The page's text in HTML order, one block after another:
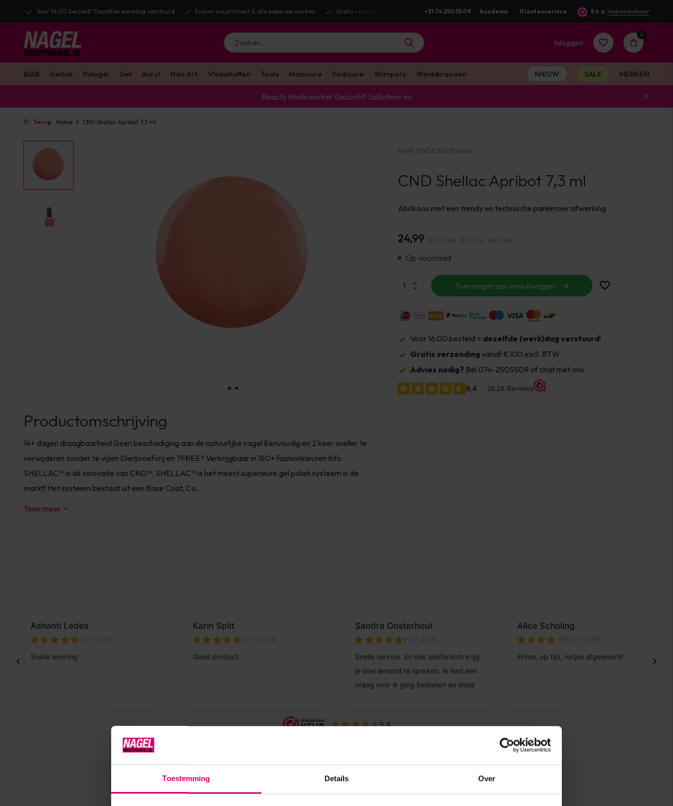
Toestemming Details Over
Enorm assortiment & alle bekende merken Gratis verzending v.a. €100 excl. BTW Voor 16:00 besteld? Dezelfde werkdag verstuurd
+31 74 250 55 09 Academy Klantenservice 9,4 @ Webwinkelkeur
Inloggen
Account
aanmaken
0
BIAB Gellak Polygel Gel Acryl Nail Art Vloeistoffen Tools Manicure Pedicure Wimpers Wenkbrauwen NIEUW SALE MERKEN
Beauty Medewerker Gezocht! Solliciteer nu
Terug Home CND Shellac Apribot 7,3 ml
Productomschrijving
14+ dagen draagbaarheid Geen beschadiging aan de natuurlijke nagel Eenvoudig en 2 keer sneller te
verwijderen zonder te vijlen Dierproefvrij en 7FREE* Verkrijgbaar in 150+ fashionkleuren Info
SHELLAC™ is dé innovatie van CND™. SHELLAC™ is het meest superieure gel polish systeem in de
markt! Het systeem bestaat uit een Base Coat, Co...
Toon meer
Merk: CND|CND Shellac
CND Shellac Apribot 7,3 ml
Abrikoos met een trendy en technische parelmoer afwerking
24,99 Excl. btw €30,24 Incl. btw
Op voorraad
Toevoegen aan winkelwagen
Voor 16:00 besteld = dezelfde (werk)dag verstuurd!
Gratis verzending vanaf €100 excl. BTW
Advies nodig? Bel 074-2505509 of chat met ons